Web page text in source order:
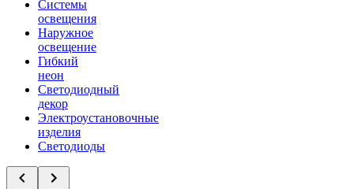
Системы
освещения
Наружное
освещение
Гибкий
неон
Светодиодный
декор
Электроустановочные
изделия
Светодиоды